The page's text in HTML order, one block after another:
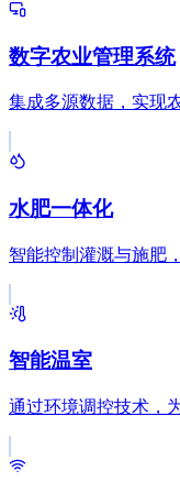
数字农业管理系统
集成多源数据，实现
水肥一体化
智能控制灌溉与施肥
智能温室
通过环境调控技术，